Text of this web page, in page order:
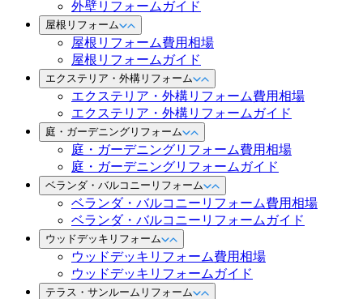
外壁リフォームガイド
屋根リフォーム
屋根リフォーム費用相場
屋根リフォームガイド
エクステリア・外構リフォーム
エクステリア・外構リフォーム費用相場
エクステリア・外構リフォームガイド
庭・ガーデニングリフォーム
庭・ガーデニングリフォーム費用相場
庭・ガーデニングリフォームガイド
ベランダ・バルコニーリフォーム
ベランダ・バルコニーリフォーム費用相場
ベランダ・バルコニーリフォームガイド
ウッドデッキリフォーム
ウッドデッキリフォーム費用相場
ウッドデッキリフォームガイド
テラス・サンルームリフォーム